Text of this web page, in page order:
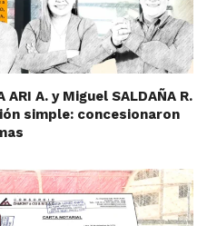
ARI A. y Miguel SALDAÑA R.
simple: concesionaron